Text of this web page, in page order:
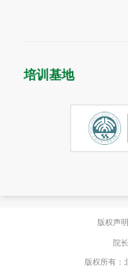
培训基地
版权声明
院
版权所有：